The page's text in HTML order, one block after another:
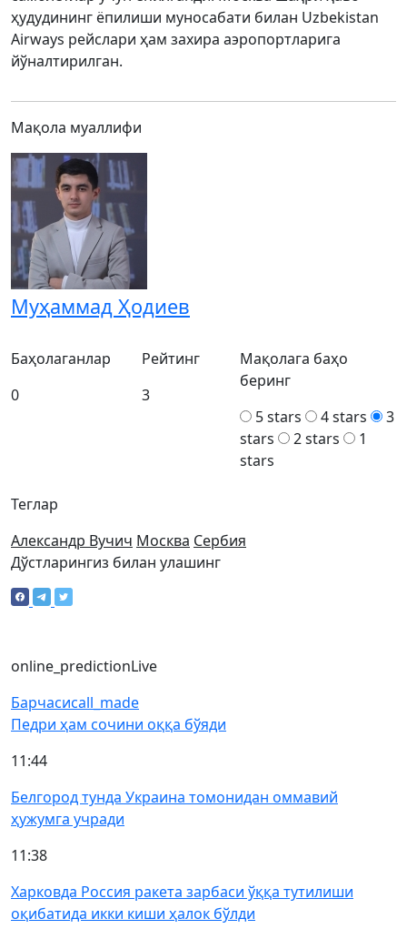
ҳудудининг ёпилиши муносабати билан Uzbekistan
Airways рейслари ҳам захира аэропортларига
йўналтирилган.
Мақола муаллифи
Муҳаммад Ҳодиев
Теглар
Александр Вучич Москва Сербия
Баҳолаганлар
0
Рейтинг
3
Мақолага баҳо
беринг
5 stars
4 stars
3
stars
2 stars
1
stars
Дўстларингиз билан улашинг
online_predictionLive
Барчасиcall_made
Педри ҳам сочини оққа бўяди
11:44
Белгород тунда Украина томонидан оммавий
ҳужумга учради
11:38
Харковда Россия ракета зарбаси ўққа тутилиши
оқибатида икки киши ҳалок бўлди